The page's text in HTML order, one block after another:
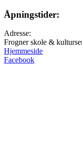
Åpningstider:
Adresse:
Frogner skole &
Hjemmeside
Facebook